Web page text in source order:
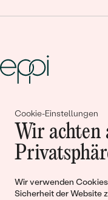
Cookie-Einstellungen
Wir achten
Wir verwenden
Sicherheit der Website
Gemeinsam
Geschichten
Liebe
Begleiten Sie uns!